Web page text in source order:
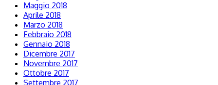
Maggio 2018
Aprile 2018
Marzo 2018
Febbraio 2018
Gennaio 2018
Dicembre 2017
Novembre 2017
Ottobre 2017
Settembre 2017